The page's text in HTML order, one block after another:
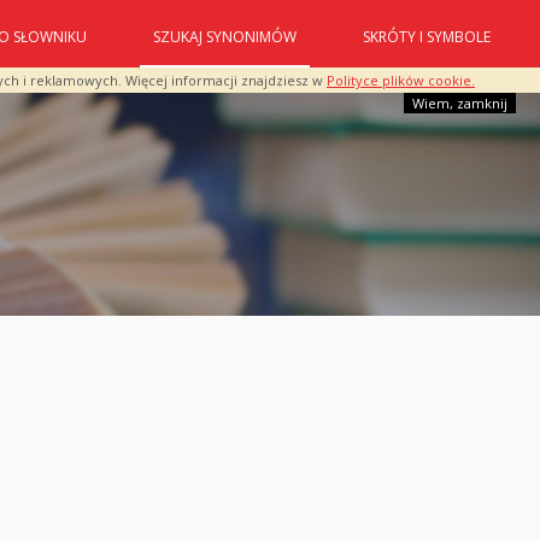
i reklamowych. Więcej informacji znajdziesz w Polityce plików cookie.
Wiem, zamknij
O SŁOWNIKU SZUKAJ SYNONIMÓW SKRÓTY I SYMBOLE